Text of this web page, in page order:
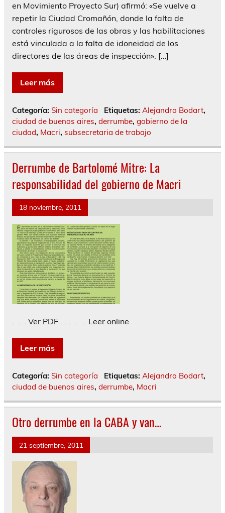
en Movimiento Proyecto Sur) afirmó: «Se vuelve a
repetir la Ciudad Cromañón, donde la falta de
controles rigurosos de las obras y las habilitaciones
está vinculada a la falta de idoneidad de los
directores de las áreas de inspección». […]
Leer más
Categoría: Sin categoría Etiquetas: Alejandro Bodart,
ciudad de buenos aires, derrumbe, gobierno de la
ciudad, Macri, subsecretaria de trabajo
Derrumbe de Bartolomé Mitre: La
responsabilidad del gobierno de Macri
18 noviembre, 2011
. . . Ver PDF . . . . . Leer online
Leer más
Categoría: Sin categoría Etiquetas: Alejandro Bodart,
ciudad de buenos aires, derrumbe, Macri
Otro derrumbe en la CABA y van…
21 septiembre, 2011